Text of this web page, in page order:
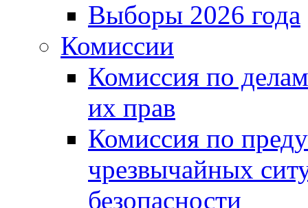
Выборы 2026 года
Комиссии
Комиссия по
их прав
Комиссия по
чрезвычайных
безопасности